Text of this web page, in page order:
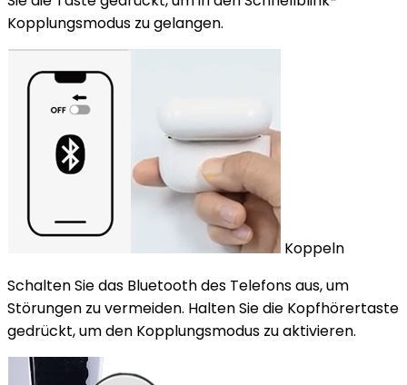
Kopplungsmodus zu gelangen.
Koppeln
Schalten Sie das Bluetooth des Telefons aus, um
Störungen zu vermeiden. Halten Sie die Kopfhörertaste
gedrückt, um den Kopplungsmodus zu aktivieren.